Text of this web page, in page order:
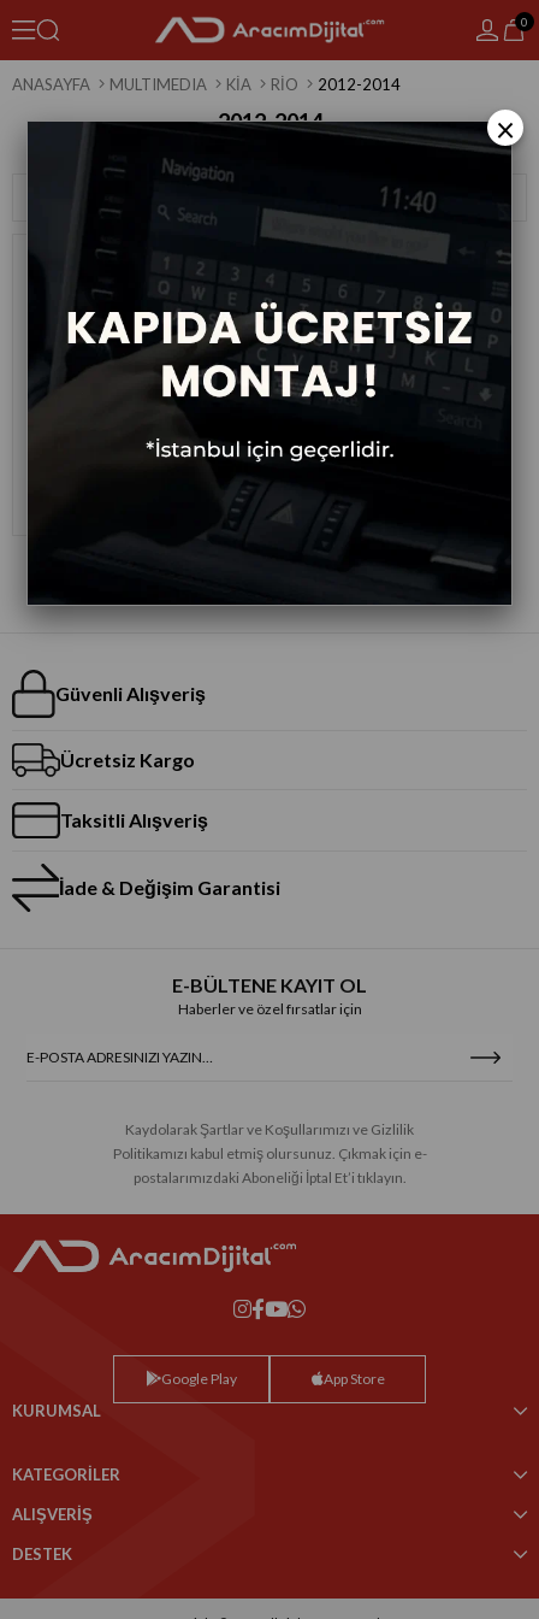
0
ANASAYFA MULTIMEDIA KIA RIO 2012-2014
2012-2014
Filtreleme
Kia Rio Android Multimedya Sistemi
Güvenli Alışveriş
Ücretsiz Kargo
Taksitli Alışveriş
İade & Değişim Garantisi
E-BÜLTENE KAYIT OL
Haberler ve özel fırsatlar için
Kaydolarak Şartlar ve Koşullarımızı ve Gizlilik
Politikamızı kabul etmiş olursunuz. Çıkmak için e-
postalarımızdaki Aboneliği İptal Et’i tıklayın.
Google Play App Store
KURUMSAL
KATEGORİLER
ALIŞVERİŞ
DESTEK
×